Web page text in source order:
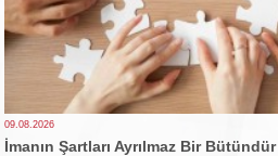
09.08.2026
İmanın Şartları Ayrılmaz Bir Bütündür